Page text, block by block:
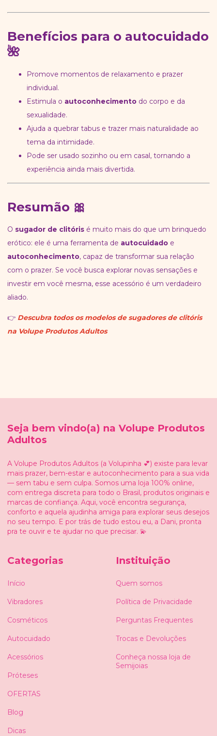
Benefícios para o autocuidado
🌺
Promove momentos de relaxamento e prazer
individual.
Estimula o autoconhecimento do corpo e da
sexualidade.
Ajuda a quebrar tabus e trazer mais naturalidade ao
tema da intimidade.
Pode ser usado sozinho ou em casal, tornando a
experiência ainda mais divertida.
Resumão 🎀
O sugador de clitóris é muito mais do que um brinquedo
erótico: ele é uma ferramenta de autocuidado e
autoconhecimento, capaz de transformar sua relação
com o prazer. Se você busca explorar novas sensações e
investir em você mesma, esse acessório é um verdadeiro
aliado.
👉 Descubra todos os modelos de sugadores de clitóris
na Volupe Produtos Adultos
Seja bem vindo(a) na Volupe Produtos
Adultos
A Volupe Produtos Adultos (a Volupinha 💕) existe para levar
mais prazer, bem-estar e autoconhecimento para a sua vida
— sem tabu e sem culpa. Somos uma loja 100% online,
com entrega discreta para todo o Brasil, produtos originais e
marcas de confiança. Aqui, você encontra segurança,
conforto e aquela ajudinha amiga para explorar seus desejos
no seu tempo. E por trás de tudo estou eu, a Dani, pronta
pra te ouvir e te ajudar no que precisar. 💫
Categorias
Início
Vibradores
Cosméticos
Autocuidado
Acessórios
Próteses
OFERTAS
Blog
Dicas
Instituição
Quem somos
Política de Privacidade
Perguntas Frequentes
Trocas e Devoluções
Conheça nossa loja de
Semijoias